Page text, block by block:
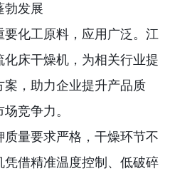
勃发展
化工原料，应用广泛。江
床干燥机，为相关行业提
，助力企业提升产品质
竞争力。
量要求严格，干燥环节不
借精准温度控制、低破碎